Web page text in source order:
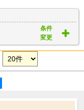
条件
変更